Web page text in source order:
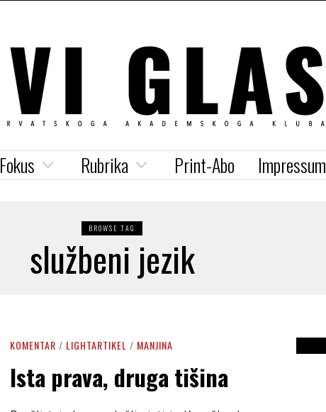
Fokus Rubrika Print-Abo Impressum
BROWSE TAG
službeni jezik
KOMENTAR / LIGHTARTIKEL / MANJINA
Ista prava, druga tišina